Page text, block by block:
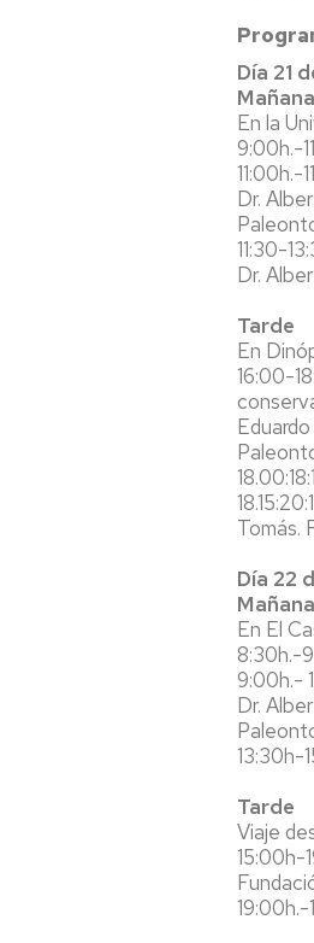
Día 21
Mañana
En la
9:00h.-
11:00h.-
Dr.
11:30-
Dr.
Tarde
En
16:00-
Tomás.
Día 22
Mañana
En El
8:30h.-
9:00h.-
Dr.
13:30h-
Tarde
Viaje
15:00h-